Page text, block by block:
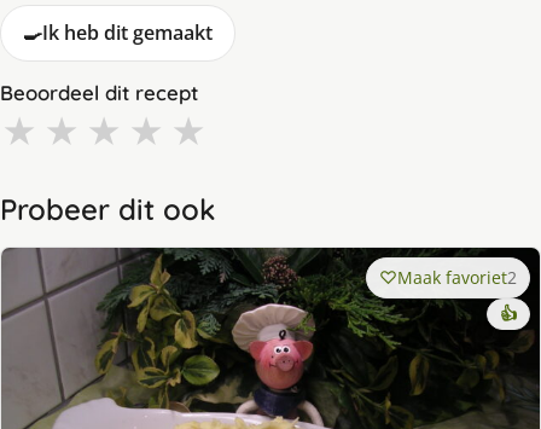
🍳Ik heb dit gemaakt
Beoordeel dit recept
★ ★ ★ ★ ★
Probeer dit ook
Maak favoriet2
👍